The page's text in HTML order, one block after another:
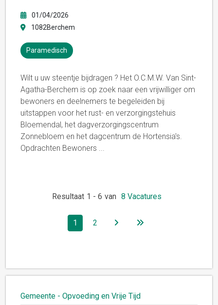
Gemeente - Opvoeding en Vrije Tijd
01/04/2026
1082Berchem
Paramedisch
Wilt u uw steentje bijdragen ? Het O.C.M.W. Van Sint-
Agatha-Berchem is op zoek naar een vrijwilliger om
bewoners en deelnemers te begeleiden bij
uitstappen voor het rust- en verzorgingstehuis
Bloemendal, het dagverzorgingscentrum
Zonnebloem en het dagcentrum de Hortensia's.
Opdrachten Bewoners ...
Resultaat 1 - 6 van 8 Vacatures
1 2